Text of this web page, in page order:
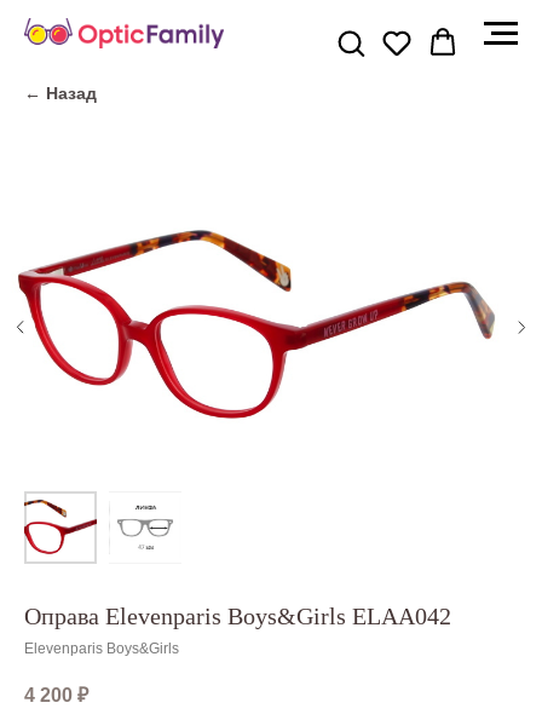
← Назад
Оправа Elevenparis Boys&Girls ELAA042
Elevenparis Boys&Girls
4 200 ₽